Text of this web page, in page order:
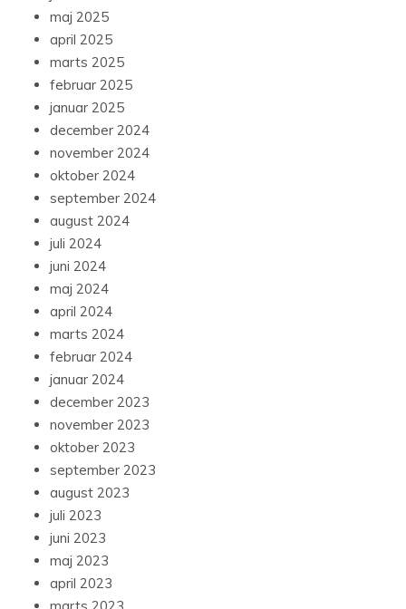
maj 2025
april 2025
marts 2025
februar 2025
januar 2025
december 2024
november 2024
oktober 2024
september 2024
august 2024
juli 2024
juni 2024
maj 2024
april 2024
marts 2024
februar 2024
januar 2024
december 2023
november 2023
oktober 2023
september 2023
august 2023
juli 2023
juni 2023
maj 2023
april 2023